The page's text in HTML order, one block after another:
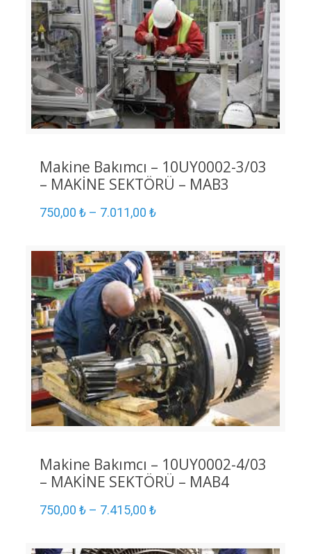
Makine Bakımcı – 10UY0002-3/03
– MAKİNE SEKTÖRÜ – MAB3
750,00 ₺– 7.011,00 ₺
Makine Bakımcı – 10UY0002-4/03
– MAKİNE SEKTÖRÜ – MAB4
750,00 ₺– 7.415,00 ₺